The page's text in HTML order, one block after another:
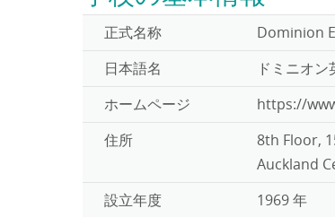
正式名称
Dominion
日本語名
ドミニオン
ホームページ
https://
住所
8th Floor,
Auckland
設立年度
1969 年